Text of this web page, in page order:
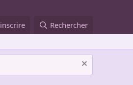
Rechercher